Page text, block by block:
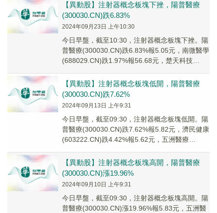
【異動股】注射器概念板塊下挫，陽普醫療
(300030.CN)跌6.83%
2024年09月23日 上午10:30
今日早盤，截至10:30，注射器概念板塊下挫。陽
普醫療(300030.CN)跌6.83%報5.05元，南微醫學
(688029.CN)跌1.97%報56.68元，楚天科技
【異動股】注射器概念板塊低開，陽普醫療
(300030.CN)跌7.62%
2024年09月13日 上午9:31
今日早盤，截至09:30，注射器概念板塊低開。陽
普醫療(300030.CN)跌7.62%報5.82元，濟民健康
(603222.CN)跌4.42%報5.62元，五洲醫療
【異動股】注射器概念板塊高開，陽普醫療
(300030.CN)漲19.96%
2024年09月10日 上午9:31
今日早盤，截至09:30，注射器概念板塊高開。陽
普醫療(300030.CN)漲19.96%報5.83元，五洲醫